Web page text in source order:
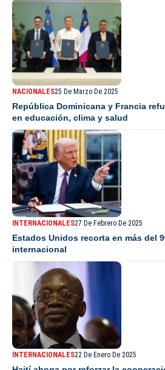
NACIONALES25 De Marzo De 2025
República Dominicana y Francia
en educación, clima y salud
INTERNACIONALES27 De Febrero De 2025
Estados Unidos recorta en más del
internacional
INTERNACIONALES22 De Enero De 2025